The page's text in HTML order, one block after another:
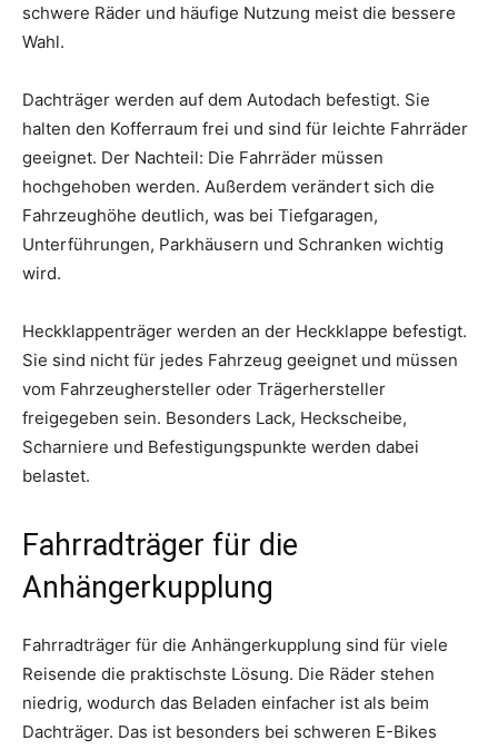
schwere Räder und häufige Nutzung meist die bessere
Wahl.
Dachträger werden auf dem Autodach befestigt. Sie
halten den Kofferraum frei und sind für leichte Fahrräder
geeignet. Der Nachteil: Die Fahrräder müssen
hochgehoben werden. Außerdem verändert sich die
Fahrzeughöhe deutlich, was bei Tiefgaragen,
Unterführungen, Parkhäusern und Schranken wichtig
wird.
Heckklappenträger werden an der Heckklappe befestigt.
Sie sind nicht für jedes Fahrzeug geeignet und müssen
vom Fahrzeughersteller oder Trägerhersteller
freigegeben sein. Besonders Lack, Heckscheibe,
Scharniere und Befestigungspunkte werden dabei
belastet.
Fahrradträger für die
Anhängerkupplung
Fahrradträger für die Anhängerkupplung sind für viele
Reisende die praktischste Lösung. Die Räder stehen
niedrig, wodurch das Beladen einfacher ist als beim
Dachträger. Das ist besonders bei schweren E-Bikes